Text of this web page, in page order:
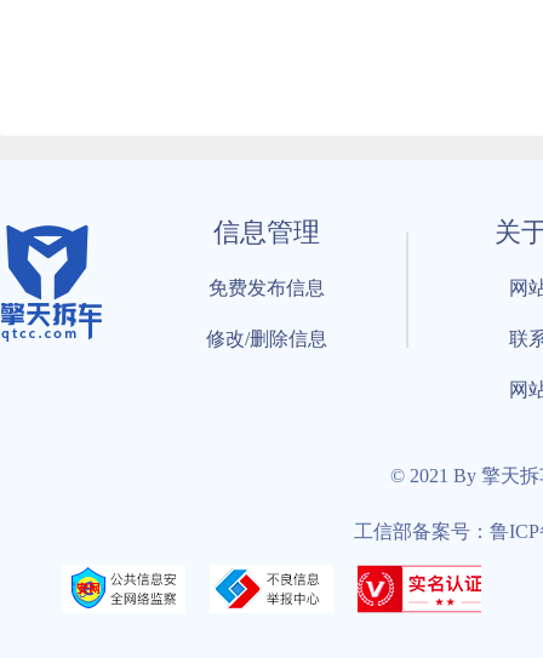
信息管理
免费发布信息
修改/删除信息
关
网
联
网
© 2021 By 擎天
工信部备案号：鲁